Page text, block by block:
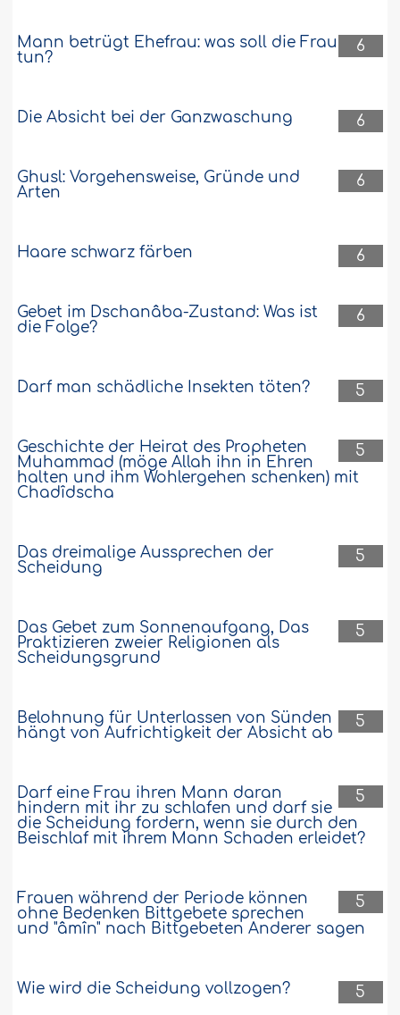
6
Mann betrügt Ehefrau: was soll die Frau
tun?
6
Die Absicht bei der Ganzwaschung
6
Ghusl: Vorgehensweise, Gründe und
Arten
6
Haare schwarz färben
6
Gebet im Dschanâba-Zustand: Was ist
die Folge?
5
Darf man schädliche Insekten töten?
5
Geschichte der Heirat des Propheten
Muhammad (möge Allah ihn in Ehren
halten und ihm Wohlergehen schenken) mit
Chadîdscha
5
Das dreimalige Aussprechen der
Scheidung
5
Das Gebet zum Sonnenaufgang, Das
Praktizieren zweier Religionen als
Scheidungsgrund
5
Belohnung für Unterlassen von Sünden
hängt von Aufrichtigkeit der Absicht ab
5
Darf eine Frau ihren Mann daran
hindern mit ihr zu schlafen und darf sie
die Scheidung fordern, wenn sie durch den
Beischlaf mit ihrem Mann Schaden erleidet?
5
Frauen während der Periode können
ohne Bedenken Bittgebete sprechen
und "âmîn" nach Bittgebeten Anderer sagen
5
Wie wird die Scheidung vollzogen?